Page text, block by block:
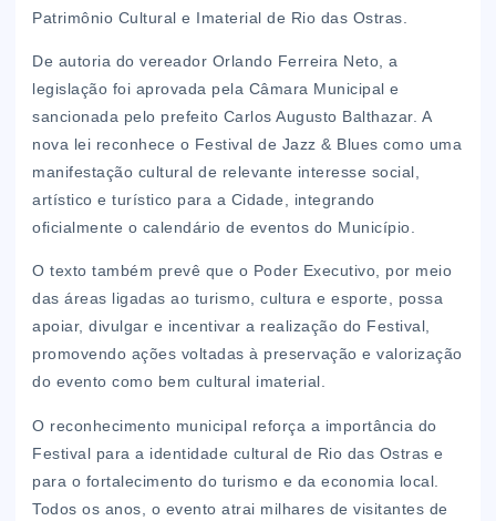
Patrimônio Cultural e Imaterial de Rio das Ostras.
De autoria do vereador Orlando Ferreira Neto, a
legislação foi aprovada pela Câmara Municipal e
sancionada pelo prefeito Carlos Augusto Balthazar. A
nova lei reconhece o Festival de Jazz & Blues como uma
manifestação cultural de relevante interesse social,
artístico e turístico para a Cidade, integrando
oficialmente o calendário de eventos do Município.
O texto também prevê que o Poder Executivo, por meio
das áreas ligadas ao turismo, cultura e esporte, possa
apoiar, divulgar e incentivar a realização do Festival,
promovendo ações voltadas à preservação e valorização
do evento como bem cultural imaterial.
O reconhecimento municipal reforça a importância do
Festival para a identidade cultural de Rio das Ostras e
para o fortalecimento do turismo e da economia local.
Todos os anos, o evento atrai milhares de visitantes de